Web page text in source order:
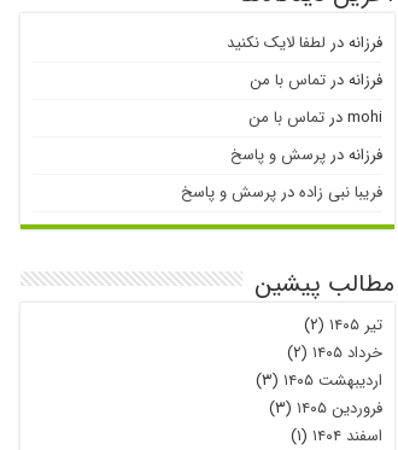
فرزانهدر لطفا لایک نکنید
فرزانهدر تماس با من
mohiدر تماس با من
فرزانهدر پرسش و پاسخ
فریبا نبی زادهدر پرسش و پاسخ
مطالب پیشین
تیر ۱۴۰۵
(۲)
خرداد ۱۴۰۵
(۲)
اردیبهشت ۱۴۰۵
(۳)
فروردین ۱۴۰۵
(۳)
اسفند ۱۴۰۴
(۱)